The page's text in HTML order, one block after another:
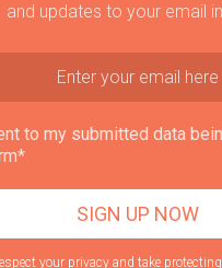
and updates to your email
to my submitted data
your privacy and take